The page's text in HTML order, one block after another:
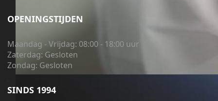
OPENINGSTIJDEN
Maandag - Vrijdag: 08:00 - 18:00 uur
Zaterdag: Gesloten
Zondag: Gesloten
SINDS 1994